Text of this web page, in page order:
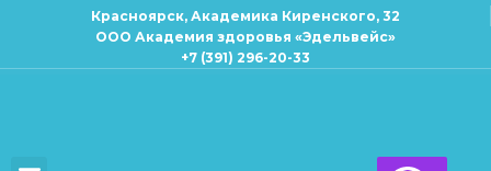
Красноярск, Академика Киренского, 32
ООО Академия здоровья «Эдельвейс»
+7 (391) 296-20-33